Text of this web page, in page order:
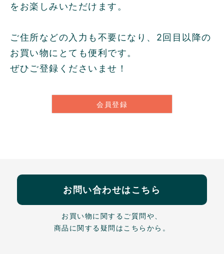
をお楽しみいただけます。
ご住所などの入力も不要になり、2回目以降の
お買い物にとても便利です。
ぜひご登録くださいませ！
会員登録
お問い合わせはこちら
お買い物に関するご質問や、
商品に関する疑問はこちらから。